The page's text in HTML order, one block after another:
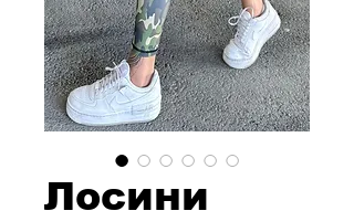
Лосини